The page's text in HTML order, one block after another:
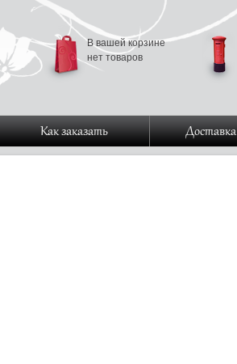
В вашей корзине
нет товаров
Как заказать Доставка